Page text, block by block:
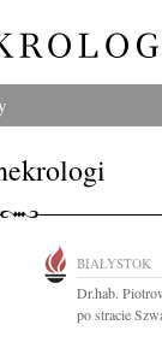
BIAŁYSTOK
Dr.hab.
po stracie